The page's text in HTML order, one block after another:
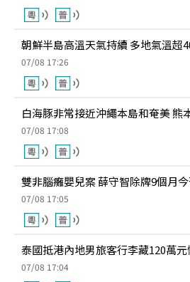
朝鮮半島高溫天氣持續 多地氣溫超
07/08 17:26
白海豚非常接近沖繩本島和奄美 熊
07/08 17:08
雙非腦癱嬰兒案 薛守智除牌9個月
07/08 17:05
泰國抵港內地男旅客行李藏120萬
07/08 17:04